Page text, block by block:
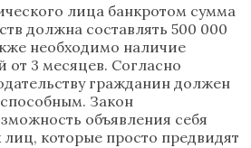
лица банкротом сумма
должна составлять 500 000
необходимо наличие
от 3 месяцев. Согласно
гражданин должен
Закон
объявления себя
лиц, которые просто предвидят